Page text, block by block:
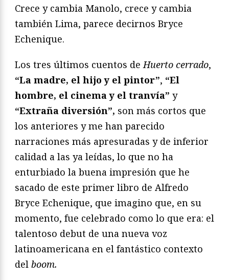
Crece y cambia Manolo, crece y cambia
también Lima, parece decirnos Bryce
Echenique.
Los tres últimos cuentos deHuerto cerrado,
“La madre, el hijo y el pintor”, “El
hombre, el cinema y el tranvía” y
“Extraña diversión”, son más cortos que
los anteriores y me han parecido
narraciones más apresuradas y de inferior
calidad a las ya leídas, lo que no ha
enturbiado la buena impresión que he
sacado de este primer libro de Alfredo
Bryce Echenique, que imagino que, en su
momento, fue celebrado como lo que era: el
talentoso debut de una nueva voz
latinoamericana en el fantástico contexto
del boom.